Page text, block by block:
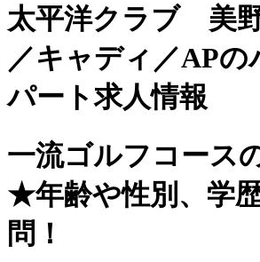
太平洋クラブ 美
／キャディ／APの
パート求人情報
一流ゴルフコース
★年齢や性別、学
問！